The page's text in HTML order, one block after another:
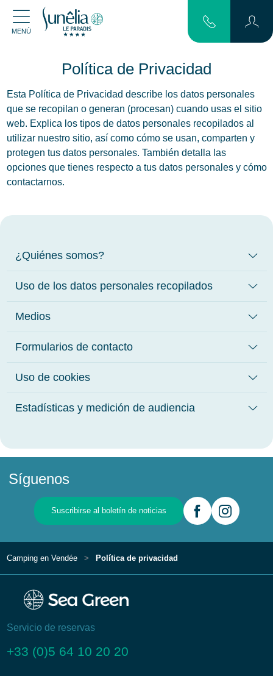
MENÚ
Política de Privacidad
Esta Política de Privacidad describe los datos personales
que se recopilan o generan (procesan) cuando usas el sitio
web. Explica los tipos de datos personales recopilados al
utilizar nuestro sitio, así como cómo se usan, comparten y
protegen tus datos personales. También detalla las
opciones que tienes respecto a tus datos personales y cómo
contactarnos.
¿Quiénes somos?
Uso de los datos personales recopilados
Medios
Formularios de contacto
Uso de cookies
Estadísticas y medición de audiencia
Síguenos
Suscribirse al boletín de noticias
Camping en Vendée Política de privacidad
Servicio de reservas
+33 (0)5 64 10 20 20